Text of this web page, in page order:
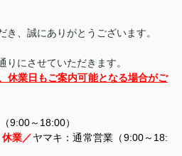
、誠にありがとうございます。
にさせていただきます。
休業日もご案内可能となる場合がご
9:00～18:00）
休業／ヤマキ：通常営業（9:00～18: